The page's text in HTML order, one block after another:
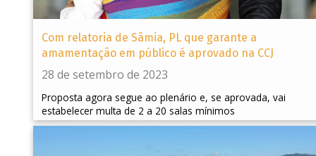
Com relatoria de Sâmia, PL que garante a
amamentação em público é aprovado na CCJ
28 de setembro de 2023
Proposta agora segue ao plenário e, se aprovada, vai
estabelecer multa de 2 a 20 salas mínimos